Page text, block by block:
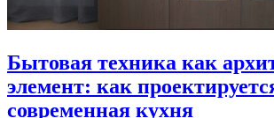
Бытовая техника как
элемент: как
современная кухня